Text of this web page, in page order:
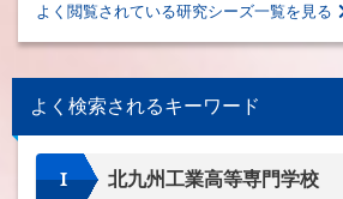
よく閲覧されている研究シーズ一覧を見る
よく検索されるキーワード
1 北九州工業高等専門学校